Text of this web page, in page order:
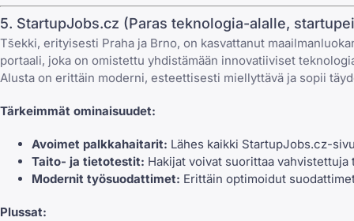
5. StartupJobs.cz (Paras teknologia-alalle,
Tšekki, erityisesti Praha ja Brno, on kasvattanut
portaali, joka on omistettu yhdistämään innovatiiviset
Alusta on erittäin moderni, esteettisesti miellyttävä ja sopii
Tärkeimmät ominaisuudet:
Avoimet palkkahaitarit: Lähes kaikki StartupJobs.cz-
Taito- ja tietotestit: Hakijat voivat suorittaa
Modernit työsuodattimet: Erittäin optimoidut
Plussat: